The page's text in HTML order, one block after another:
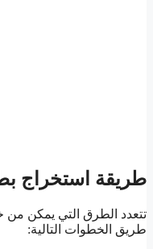
طريقة استخراج
تتعدد الطرق التي يمكن
طريق الخطوات التالية: